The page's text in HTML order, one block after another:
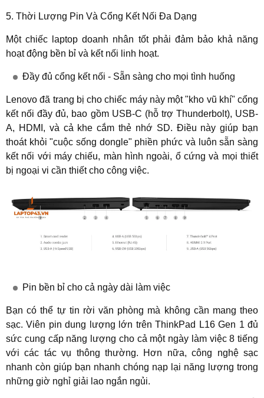
5. Thời Lượng Pin Và Cổng Kết Nối Đa Dạng
Một chiếc laptop doanh nhân tốt phải đảm bảo khả năng
hoạt động bền bỉ và kết nối linh hoạt.
Đầy đủ cổng kết nối - Sẵn sàng cho mọi tình huống
Lenovo đã trang bị cho chiếc máy này một "kho vũ khí" cổng
kết nối đầy đủ, bao gồm USB-C (hỗ trợ Thunderbolt), USB-
A, HDMI, và cả khe cắm thẻ nhớ SD. Điều này giúp bạn
thoát khỏi "cuộc sống dongle" phiền phức và luôn sẵn sàng
kết nối với máy chiếu, màn hình ngoài, ổ cứng và mọi thiết
bị ngoại vi cần thiết cho công việc.
Pin bền bỉ cho cả ngày dài làm việc
Bạn có thể tự tin rời văn phòng mà không cần mang theo
sạc. Viên pin dung lượng lớn trên ThinkPad L16 Gen 1 đủ
sức cung cấp năng lượng cho cả một ngày làm việc 8 tiếng
với các tác vụ thông thường. Hơn nữa, công nghệ sạc
nhanh còn giúp bạn nhanh chóng nạp lại năng lượng trong
những giờ nghỉ giải lao ngắn ngủi.